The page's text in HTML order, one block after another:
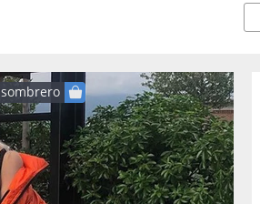
sombrero